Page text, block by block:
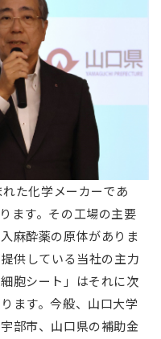
た化学メーカーであ
ます。その工場の主要
麻酔薬の原体がありま
供している当社の主力
胞シート」はそれに次
ます。今般、山口大学
部市、山口県の補助金